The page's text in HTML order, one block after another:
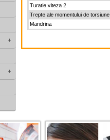
+
+
Turatie viteza 2
Trepte ale momentului de torsiune
Mandrina